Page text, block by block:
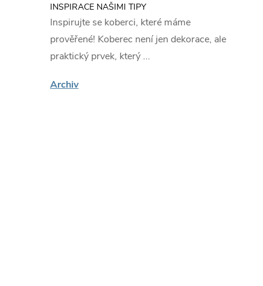
INSPIRACE NAŠIMI TIPY
Inspirujte se koberci, které máme
prověřené! Koberec není jen dekorace, ale
praktický prvek, který ...
Archiv